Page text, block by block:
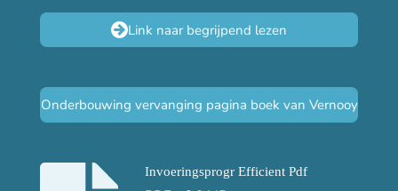
Link naar begrijpend lezen
Onderbouwing vervanging pagina boek van Vernooy
Invoeringsprogr Efficient Pdf